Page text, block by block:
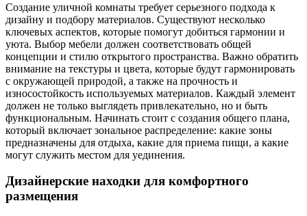
Создание уличной комнаты требует серьезного подхода к
дизайну и подбору материалов. Существуют несколько
ключевых аспектов, которые помогут добиться гармонии и
уюта. Выбор мебели должен соответствовать общей
концепции и стилю открытого пространства. Важно обратить
внимание на текстуры и цвета, которые будут гармонировать
с окружающей природой, а также на прочность и
износостойкость используемых материалов. Каждый элемент
должен не только выглядеть привлекательно, но и быть
функциональным. Начинать стоит с создания общего плана,
который включает зональное распределение: какие зоны
предназначены для отдыха, какие для приема пищи, а какие
могут служить местом для уединения.
Дизайнерские находки для комфортного
размещения